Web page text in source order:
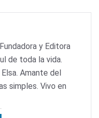
y Editora
de toda la vida.
Amante del
simples. Vivo en